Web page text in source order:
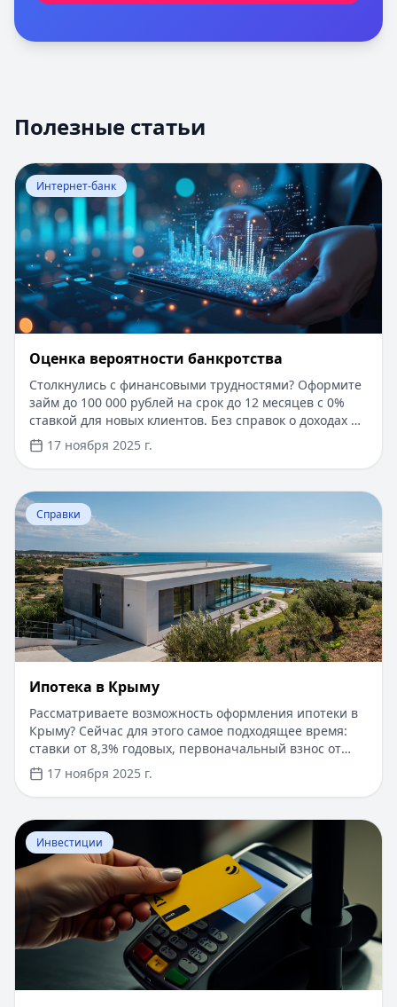
Полезные статьи
Перейти к статье:Оценка вероятности банкротства
Интернет-банк
Оценка вероятности банкротства
Столкнулись с финансовыми трудностями? Оформите
займ до 100 000 рублей на срок до 12 месяцев с 0%
ставкой для новых клиентов. Без справок о доходах и
документов — решение за 5 минут. Получите деньги
быстро и прозрачно через проверенные сервисы.
17 ноября 2025 г.
Перейти к статье:
Справки
Ипотека в Крыму
Рассматриваете возможность оформления ипотеки в
Крыму? Сейчас для этого самое подходящее время:
ставки от 8,3% годовых, первоначальный взнос от
15%, срок рассмотрения заявки — от 1 дня. Доступны
программы господдержки с пониженной ставкой от
6%. Одобрение без подтверждения дохода справкой
2-НДФЛ, достаточно выписки по счету. Срок
кредитования — до 30 лет.
17 ноября 2025 г.
Перейти к статье: ​Как оформить кредитную карту
Инвестиции